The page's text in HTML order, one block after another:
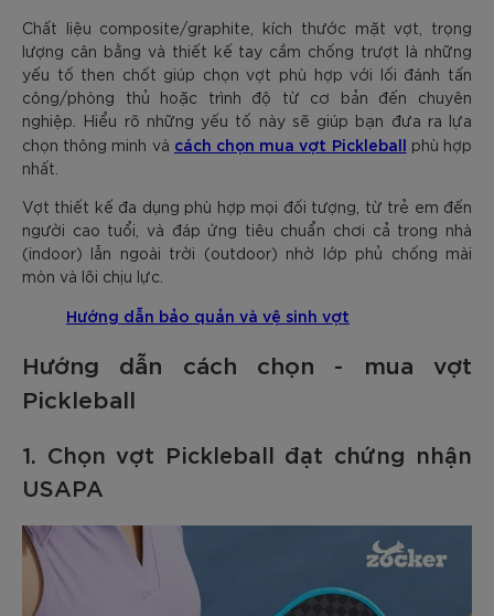
Chất liệu composite/graphite, kích thước mặt vợt, trọng
lượng cân bằng và thiết kế tay cầm chống trượt là những
yếu tố then chốt giúp chọn vợt phù hợp với lối đánh tấn
công/phòng thủ hoặc trình độ từ cơ bản đến chuyên
nghiệp. Hiểu rõ những yếu tố này sẽ giúp bạn đưa ra lựa
chọn thông minh và cách chọn mua vợt Pickleball phù hợp
nhất.
Vợt thiết kế đa dụng phù hợp mọi đối tượng, từ trẻ em đến
người cao tuổi, và đáp ứng tiêu chuẩn chơi cả trong nhà
(indoor) lẫn ngoài trời (outdoor) nhờ lớp phủ chống mài
mòn và lõi chịu lực.
Hướng dẫn bảo quản và vệ sinh vợt
Hướng dẫn cách chọn - mua vợt
Pickleball
1. Chọn vợt Pickleball đạt chứng nhận
USAPA